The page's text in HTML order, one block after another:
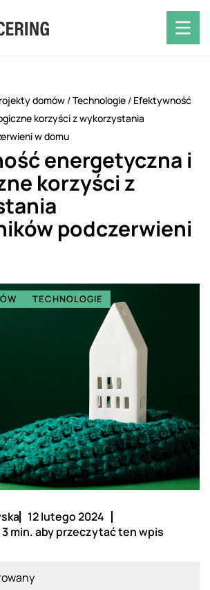
domów /Technologie / Efektywność
korzyści z wykorzystania
w domu
energetyczna i
korzyści z
podczerwieni
TECHNOLOGIE
12 lutego 2024
min. aby przeczytać ten wpis